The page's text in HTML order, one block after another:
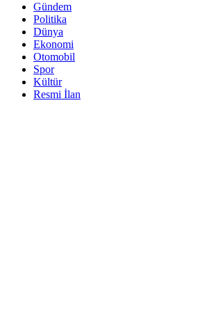
Gündem
Politika
Dünya
Ekonomi
Otomobil
Spor
Kültür
Resmi İlan